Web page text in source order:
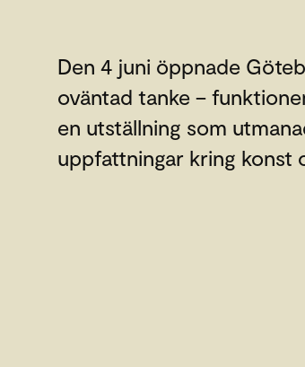
Den 4 juni öppnade
oväntad tanke –
en utställning som
uppfattningar kring konst